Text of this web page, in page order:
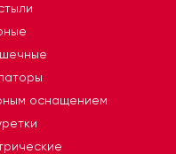
оснащением